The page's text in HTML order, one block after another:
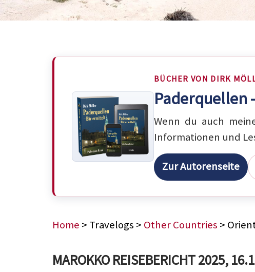
BÜCHER VON DIRK
Paderquellen
Wenn du auch
Informationen und
Zur Autorenseite
Home > Travelogs > Other Countries >
MAROKKO REISEBERICHT 2025,